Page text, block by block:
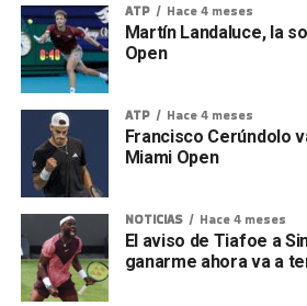
ATP Hace 4 meses
Martín Landaluce, la
Open
ATP Hace 4 meses
Francisco Cerúndolo
Miami Open
NOTICIAS Hace 4 meses
El aviso de Tiafoe a
ganarme ahora va a